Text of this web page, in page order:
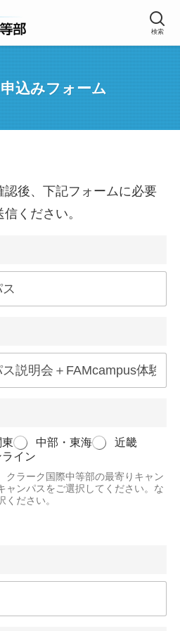
検索
込みフォーム
認後、下記フォームに必要
ください。
東 中部・東海
近畿
ライン
クラーク国際中等部の最寄りキャン
ャンパスをご選択してください。な
ださい。